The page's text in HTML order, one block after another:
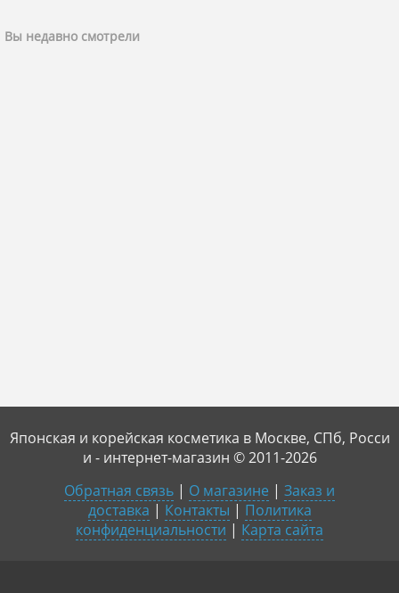
Вы недавно смотрели
Японская и корейская косметика в Москве, СПб, Росси
и - интернет-магазин © 2011-2026
Обратная связь | О магазине | Заказ и
доставка | Контакты | Политика
конфиденциальности | Карта сайта